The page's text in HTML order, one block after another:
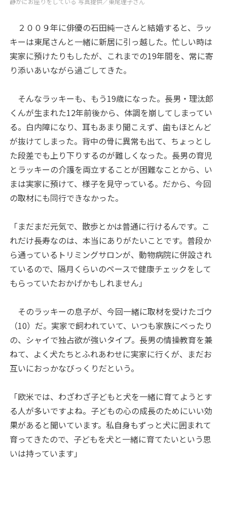
２００９年に俳優の石田純一さんと結婚すると、ラッ
キーは東尾さんと一緒に新居に引っ越した。忙しい時は
実家に預けたりもしたが、これまでの19年間を、常に寄
り添いあいながら過ごしてきた。
そんなラッキーも、もう19歳になった。長男・理汰郎
くんが生まれた12年前後から、体調を崩してしまってい
る。白内障になり、耳もあまり聞こえず、歯もほとんど
が抜けてしまった。背中の骨に異常も出て、ちょっとし
た段差でも上り下りするのが難しくなった。長男の育児
とラッキーの介護を両立することが困難なことから、い
まは実家に預けて、様子を見守っている。だから、今回
の取材にも同行できなかった。
「まだまだ元気で、散歩とかは普通に行けるんです。こ
れだけ長寿なのは、本当にありがたいことです。普段か
ら通っているトリミングサロンが、動物病院に併設され
ているので、隔月くらいのペースで健康チェックをして
もらっていたおかげかもしれません」
そのラッキーの息子が、今回一緒に取材を受けたゴウ
（10）だ。実家で飼われていて、いつも家族にべったり
の、シャイで独占欲が強いタイプ。長男の情操教育を兼
ねて、よく犬たちとふれあわせに実家に行くが、まだお
互いにおっかなびっくりだという。
「欧米では、わざわざ子どもと犬を一緒に育てようとす
る人が多いですよね。子どもの心の成長のためにいい効
果があると聞いています。私自身もずっと犬に囲まれて
育ってきたので、子どもを犬と一緒に育てたいという思
いは持っています」